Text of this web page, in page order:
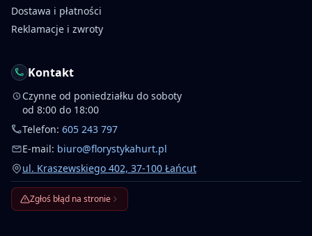
Dostawa i płatności
Reklamacje i zwroty
Kontakt
Czynne od poniedziałku do soboty
od 8:00 do 18:00
Telefon: 605 243 797
E-mail: biuro@florystykahurt.pl
ul. Kraszewskiego 402, 37-100 Łańcut
Zgłoś błąd na stronie